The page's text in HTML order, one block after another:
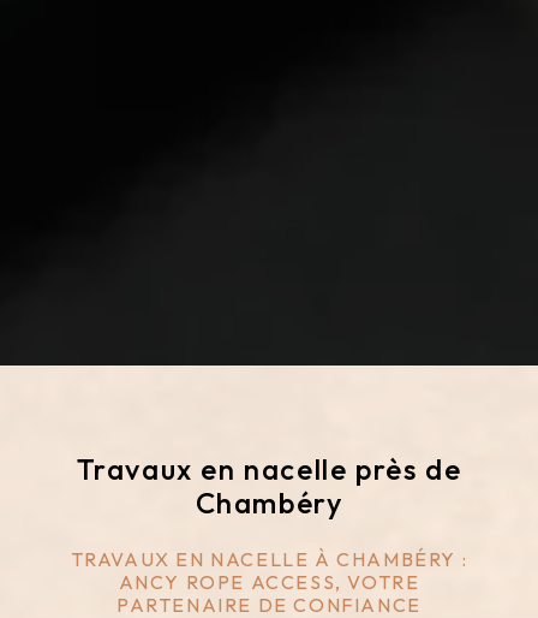
Travaux en nacelle près de
Chambéry
TRAVAUX EN NACELLE À CHAMBÉRY :
ANCY ROPE ACCESS, VOTRE
PARTENAIRE DE CONFIANCE